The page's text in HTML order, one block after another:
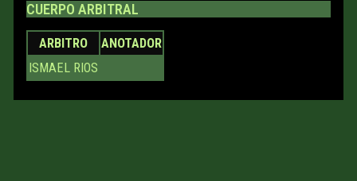
CUERPO ARBITRAL
ARBITRO
ANOTADOR
ISMAEL RIOS